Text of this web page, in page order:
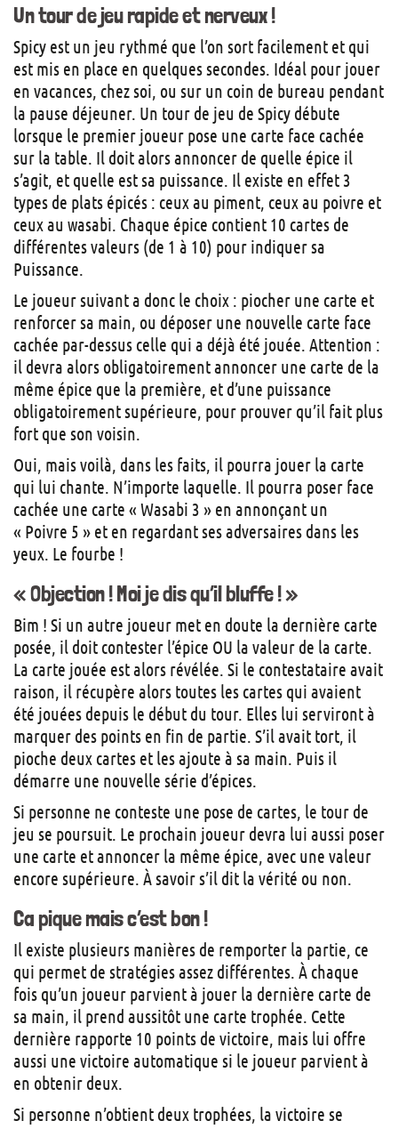
Un tour de jeu rapide et nerveux !
Spicy est un jeu rythmé que l’on sort facilement et qui
est mis en place en quelques secondes. Idéal pour jouer
en vacances, chez soi, ou sur un coin de bureau pendant
la pause déjeuner. Un tour de jeu de Spicy débute
lorsque le premier joueur pose une carte face cachée
sur la table. Il doit alors annoncer de quelle épice il
s’agit, et quelle est sa puissance. Il existe en effet 3
types de plats épicés : ceux au piment, ceux au poivre et
ceux au wasabi. Chaque épice contient 10 cartes de
différentes valeurs (de 1 à 10) pour indiquer sa
Puissance.
Le joueur suivant a donc le choix : piocher une carte et
renforcer sa main, ou déposer une nouvelle carte face
cachée par-dessus celle qui a déjà été jouée. Attention :
il devra alors obligatoirement annoncer une carte de la
même épice que la première, et d’une puissance
obligatoirement supérieure, pour prouver qu’il fait plus
fort que son voisin.
Oui, mais voilà, dans les faits, il pourra jouer la carte
qui lui chante. N’importe laquelle. Il pourra poser face
cachée une carte « Wasabi 3 » en annonçant un
« Poivre 5 » et en regardant ses adversaires dans les
yeux. Le fourbe !
« Objection ! Moi je dis qu’il bluffe ! »
Bim ! Si un autre joueur met en doute la dernière carte
posée, il doit contester l’épice OU la valeur de la carte.
La carte jouée est alors révélée. Si le contestataire avait
raison, il récupère alors toutes les cartes qui avaient
été jouées depuis le début du tour. Elles lui serviront à
marquer des points en fin de partie. S’il avait tort, il
pioche deux cartes et les ajoute à sa main. Puis il
démarre une nouvelle série d’épices.
Si personne ne conteste une pose de cartes, le tour de
jeu se poursuit. Le prochain joueur devra lui aussi poser
une carte et annoncer la même épice, avec une valeur
encore supérieure. À savoir s’il dit la vérité ou non.
Ca pique mais c’est bon !
Il existe plusieurs manières de remporter la partie, ce
qui permet de stratégies assez différentes. À chaque
fois qu’un joueur parvient à jouer la dernière carte de
sa main, il prend aussitôt une carte trophée. Cette
dernière rapporte 10 points de victoire, mais lui offre
aussi une victoire automatique si le joueur parvient à
en obtenir deux.
Si personne n’obtient deux trophées, la victoire se